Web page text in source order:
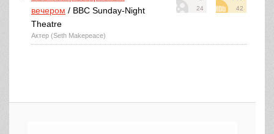
24 42
вечером / BBC Sunday-Night
Theatre
Актер (Seth Makepeace)